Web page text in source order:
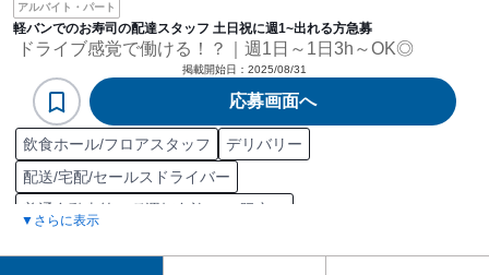
アルバイト・パート
軽バンでのお寿司の配達スタッフ 土日祝に週1~出れる方急募
ドライブ感覚で働ける！？｜週1日～1日3h～OK◎
掲載開始日： 2025/08/31
応募画面へ
飲食ホール/フロアスタッフ
デリバリー
配送/宅配/セールスドライバー
普通自動車第一種運転免許（AT限定）
▼さらに表示